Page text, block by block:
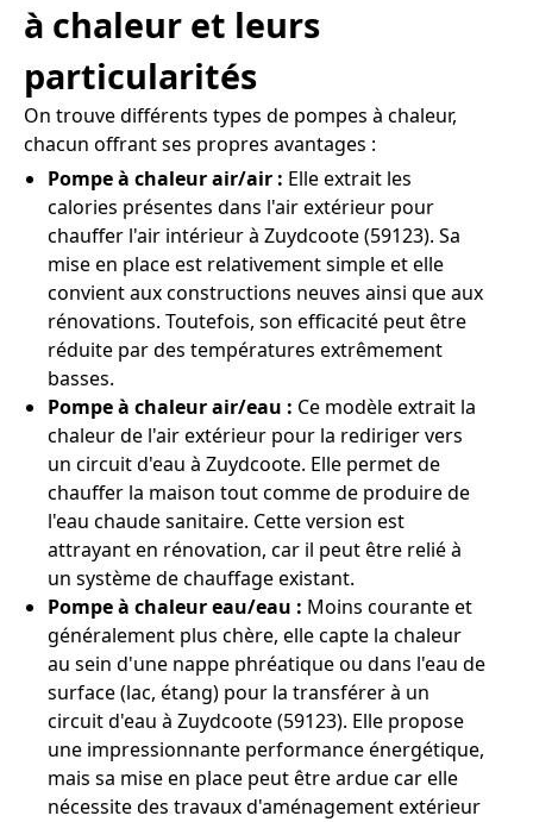
à chaleur et leurs
particularités
On trouve différents types de pompes à chaleur,
chacun offrant ses propres avantages :
Pompe à chaleur air/air : Elle extrait les
calories présentes dans l'air extérieur pour
chauffer l'air intérieur à Zuydcoote (59123). Sa
mise en place est relativement simple et elle
convient aux constructions neuves ainsi que aux
rénovations. Toutefois, son efficacité peut être
réduite par des températures extrêmement
basses.
Pompe à chaleur air/eau : Ce modèle extrait la
chaleur de l'air extérieur pour la rediriger vers
un circuit d'eau à Zuydcoote. Elle permet de
chauffer la maison tout comme de produire de
l'eau chaude sanitaire. Cette version est
attrayant en rénovation, car il peut être relié à
un système de chauffage existant.
Pompe à chaleur eau/eau : Moins courante et
généralement plus chère, elle capte la chaleur
au sein d'une nappe phréatique ou dans l'eau de
surface (lac, étang) pour la transférer à un
circuit d'eau à Zuydcoote (59123). Elle propose
une impressionnante performance énergétique,
mais sa mise en place peut être ardue car elle
nécessite des travaux d'aménagement extérieur